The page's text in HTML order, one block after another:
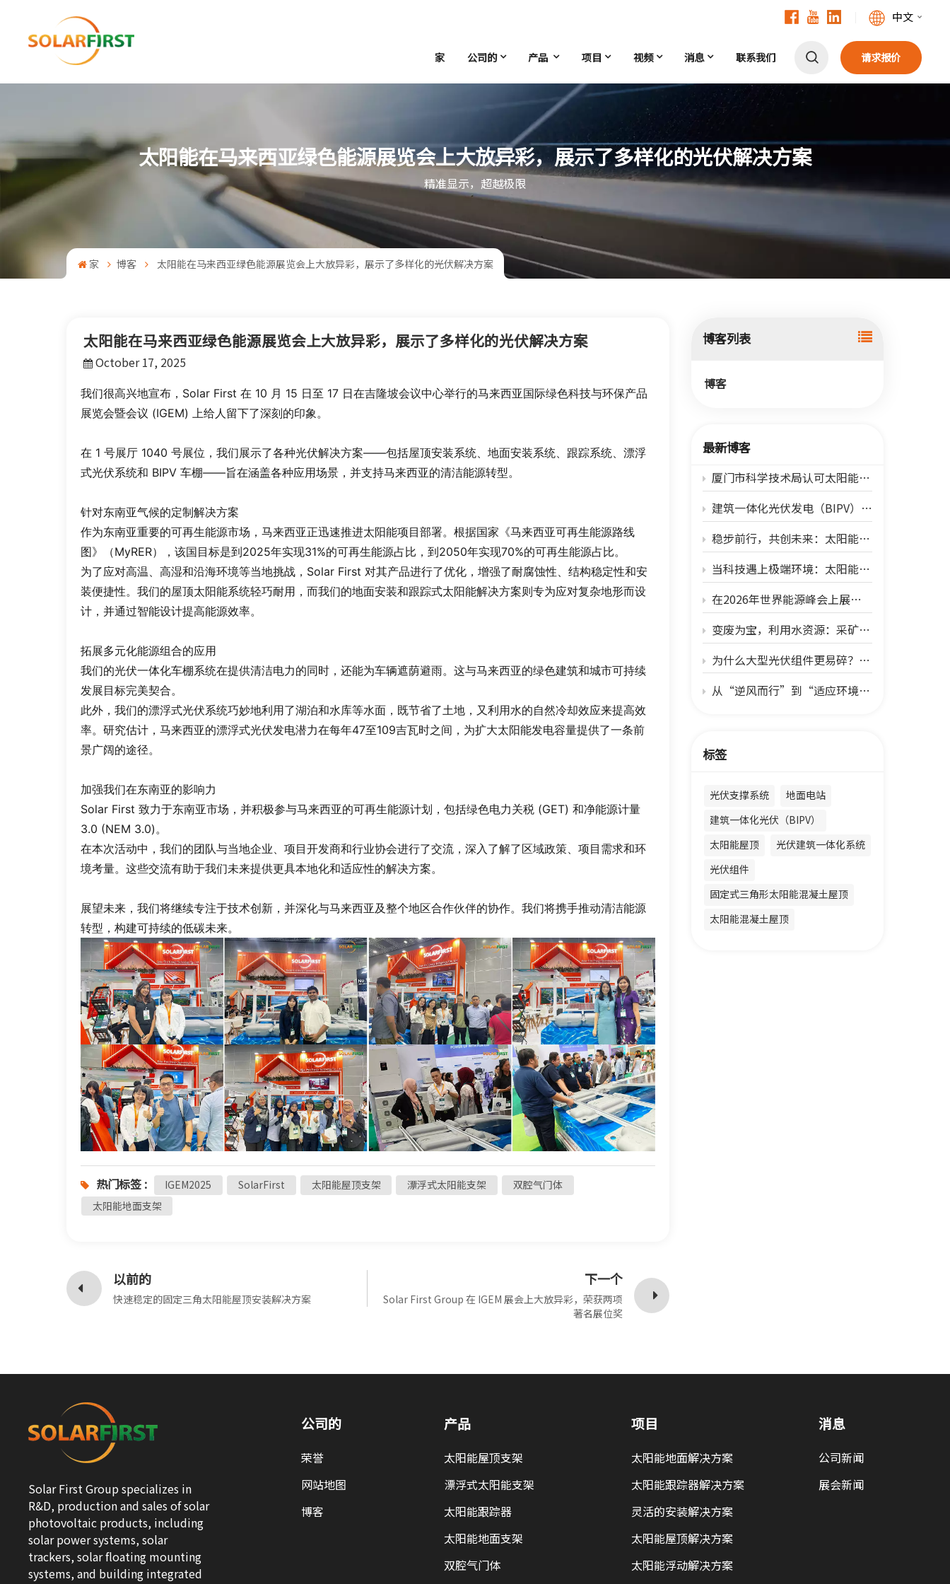
中文
Deutsch
Español
한국어
家 公司的 产品 项目 视频 消息 联系我们 请求报价
太阳能在马来西亚绿色能源展览会上大放异彩，展示了多样化的光伏解决方案
精准显示，超越极限
家 博客 太阳能在马来西亚绿色能源展览会上大放异彩，展示了多样化的光伏解决方案
博客列表
博客
最新博客
厦门市科学技术局认可太阳能优先光伏支撑系统
建筑一体化光伏发电（BIPV）：将建筑物从能源消耗者转变为能源生产者
稳步前行，共创未来：太阳能优先计划以愿景和团结迎接2026年
当科技遇上极端环境：太阳能首次亮相 2026 年世界太阳能博览会，风沙适应型光伏解决方案大放异彩！
在2026年世界能源峰会上展示面向中东的韧性光伏解决方案
变废为宝，利用水资源：采矿湖的绿色能源重生
为什么大型光伏组件更易碎？——分析机械强度危机及行业担忧
从“逆风而行”到“适应环境”：光伏跟踪器在极端气候下的生存之战
标签
光伏支撑系统 地面电站
建筑一体化光伏（BIPV）
太阳能屋顶 光伏建筑一体化系统
光伏组件
固定式三角形太阳能混凝土屋顶
太阳能混凝土屋顶
太阳能在马来西亚绿色能源展览会上大放异彩，展示了多样化的光伏解决方案
October 17, 2025
我们很高兴地宣布，Solar First 在 10 月 15 日至 17 日在吉隆坡会议中心举行的马来西亚国际绿色科技与环保产品
展览会暨会议 (IGEM) 上给人留下了深刻的印象。
在 1 号展厅 1040 号展位，我们展示了各种光伏解决方案——包括屋顶安装系统、地面安装系统、跟踪系统、漂浮
式光伏系统和 BIPV 车棚——旨在涵盖各种应用场景，并支持马来西亚的清洁能源转型。
针对东南亚气候的定制解决方案
作为东南亚重要的可再生能源市场，马来西亚正迅速推进太阳能项目部署。根据国家《马来西亚可再生能源路线
图》（MyRER），该国目标是到2025年实现31%的可再生能源占比，到2050年实现70%的可再生能源占比。
为了应对高温、高湿和沿海环境等当地挑战，Solar First 对其产品进行了优化，增强了耐腐蚀性、结构稳定性和安
装便捷性。我们的屋顶太阳能系统轻巧耐用，而我们的地面安装和跟踪式太阳能解决方案则专为应对复杂地形而设
计，并通过智能设计提高能源效率。
拓展多元化能源组合的应用
我们的光伏一体化车棚系统在提供清洁电力的同时，还能为车辆遮荫避雨。这与马来西亚的绿色建筑和城市可持续
发展目标完美契合。
此外，我们的漂浮式光伏系统巧妙地利用了湖泊和水库等水面，既节省了土地，又利用水的自然冷却效应来提高效
率。研究估计，马来西亚的漂浮式光伏发电潜力在每年47至109吉瓦时之间，为扩大太阳能发电容量提供了一条前
景广阔的途径。
加强我们在东南亚的影响力
Solar First 致力于东南亚市场，并积极参与马来西亚的可再生能源计划，包括绿色电力关税 (GET) 和净能源计量
3.0 (NEM 3.0)。
在本次活动中，我们的团队与当地企业、项目开发商和行业协会进行了交流，深入了解了区域政策、项目需求和环
境考量。这些交流有助于我们未来提供更具本地化和适应性的解决方案。
展望未来，我们将继续专注于技术创新，并深化与马来西亚及整个地区合作伙伴的协作。我们将携手推动清洁能源
转型，构建可持续的低碳未来。
热门标签 : IGEM2025 SolarFirst 太阳能屋顶支架 漂浮式太阳能支架
双腔气门体
太阳能地面支架
以前的
快速稳定的固定三角太阳能屋顶安装解决方案
下一个
Solar First Group 在 IGEM 展会上大放异彩，荣获两项
著名展位奖
Solar First Group specializes in
R&D, production and sales of solar
photovoltaic products, including
solar power systems, solar
trackers, solar floating mounting
systems, and building integrated
公司的
荣誉
网站地图
博客
产品
太阳能屋顶支架
漂浮式太阳能支架
太阳能跟踪器
太阳能地面支架
双腔气门体
项目
太阳能地面解决方案
太阳能跟踪器解决方案
灵活的安装解决方案
太阳能屋顶解决方案
太阳能浮动解决方案
消息
公司新闻
展会新闻